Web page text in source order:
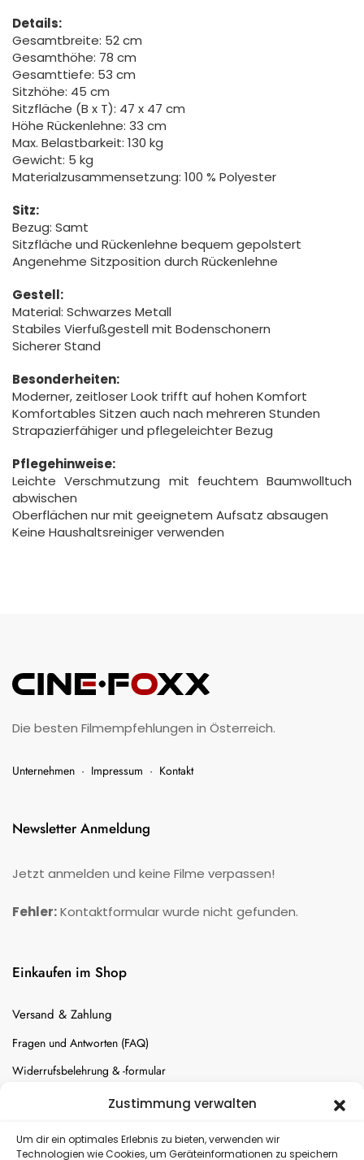
Zustimmung verwalten
Um dir ein optimales Erlebnis zu bieten, verwenden wir
Technologien wie Cookies, um Geräteinformationen zu speichern
Details:
Gesamtbreite: 52 cm
Gesamthöhe: 78 cm
Gesamttiefe: 53 cm
Sitzhöhe: 45 cm
Sitzfläche (B x T): 47 x 47 cm
Höhe Rückenlehne: 33 cm
Max. Belastbarkeit: 130 kg
Gewicht: 5 kg
Materialzusammensetzung: 100 % Polyester
Sitz:
Bezug: Samt
Sitzfläche und Rückenlehne bequem gepolstert
Angenehme Sitzposition durch Rückenlehne
Gestell:
Material: Schwarzes Metall
Stabiles Vierfußgestell mit Bodenschonern
Sicherer Stand
Besonderheiten:
Moderner, zeitloser Look trifft auf hohen Komfort
Komfortables Sitzen auch nach mehreren Stunden
Strapazierfähiger und pflegeleichter Bezug
Pflegehinweise:
Leichte Verschmutzung mit feuchtem Baumwolltuch
abwischen
Oberflächen nur mit geeignetem Aufsatz absaugen
Keine Haushaltsreiniger verwenden
Die besten Filmempfehlungen in Österreich.
Unternehmen · Impressum · Kontakt
Newsletter Anmeldung
Jetzt anmelden und keine Filme verpassen!
Fehler:Kontaktformular wurde nicht gefunden.
Einkaufen im Shop
Versand & Zahlung
Fragen und Antworten (FAQ)
Widerrufsbelehrung & -formular
Batterien-Entsorgung